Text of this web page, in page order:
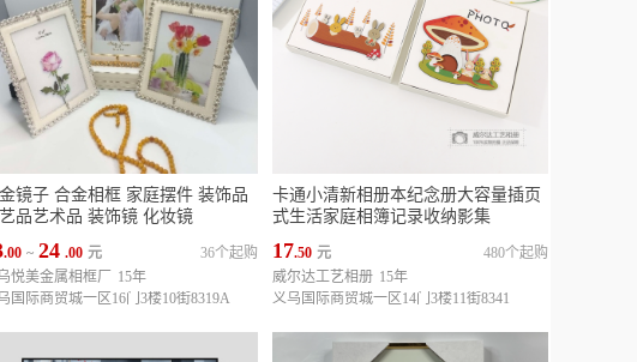
镜子 合金相框 家庭摆件 装饰品
品艺术品 装饰镜 化妆镜
.00 ~ 24 .00 元
36个起购
悦美金属相框厂
15年
国际商贸城一区16门3楼10街8319A
卡通小清新相册本纪念册大容量插页
式生活家庭相簿记录收纳影集
17.50 元
480个起购
威尔达工艺相册 15年
义乌国际商贸城一区14门3楼11街8341